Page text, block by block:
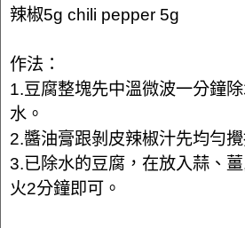
辣椒5g chili pepper 5g
作法：
1.豆腐整塊先中溫微波一分鐘
水。
2.醬油膏跟剝皮辣椒汁先均勻攪
3.已除水的豆腐，在放入蒜、
火2分鐘即可。